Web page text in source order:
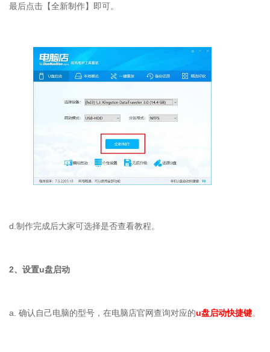
最后点击【全新制作】即可。
d.制作完成后大家可选择是否查看教程。
2、设置u盘启动
a. 确认自己电脑的型号，在电脑店官网查询对应的u盘启动快捷键。